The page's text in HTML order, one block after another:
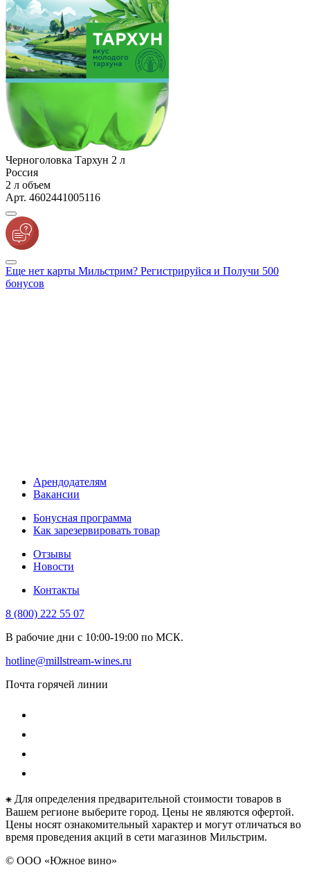
Черноголовка Тархун 2 л
Россия
2 л объем
Арт. 4602441005116
Еще нет карты Мильстрим? Регистрируйся и Получи 500
бонусов
Арендодателям
Вакансии
Бонусная программа
Как зарезервировать товар
Отзывы
Новости
Контакты
8 (800) 222 55 07
В рабочие дни с 10:00-19:00 по МСК.
hotline@millstream-wines.ru
Почта горячей линии
⁕ Для определения предварительной стоимости товаров в
Вашем регионе выберите город. Цены не являются офертой.
Цены носят ознакомительный характер и могут отличаться во
время проведения акций в сети магазинов Мильстрим.
© ООО «Южное вино»